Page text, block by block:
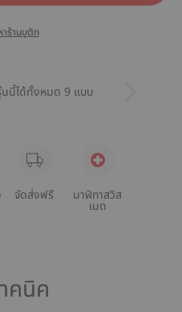
าร้านบูติก
นนี้ได้ทั้งหมด 9 แบบ
จัดส่งฟรี นาฬิกาสวิส
เมด
คนิค